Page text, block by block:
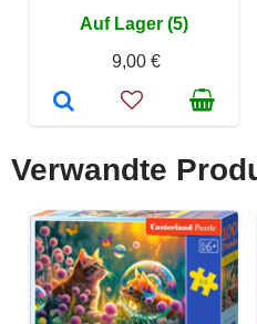
Auf Lager (5)
9,00 €
Verwandte